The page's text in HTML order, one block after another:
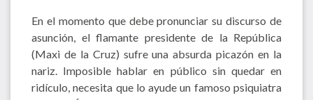
En el momento que debe pronunciar su discurso de
asunción, el flamante presidente de la República
(Maxi de la Cruz) sufre una absurda picazón en la
nariz. Imposible hablar en público sin quedar en
ridículo, necesita que lo ayude un famoso psiquiatra